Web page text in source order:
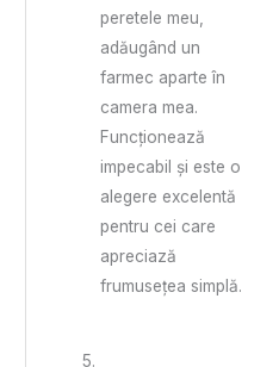
peretele meu,
adăugând un
farmec aparte în
camera mea.
Funcționează
impecabil și este o
alegere excelentă
pentru cei care
apreciază
frumusețea simplă.